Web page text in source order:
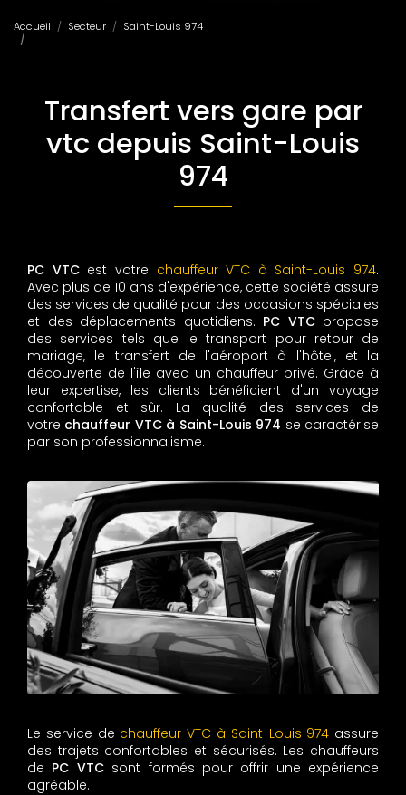
Accueil Secteur
Saint-Louis 974
Transfert vers gare par
vtc depuis Saint-Louis
974
PC VTC est votre chauffeur VTC à Saint-Louis 974.
Avec plus de 10 ans d'expérience, cette société assure
des services de qualité pour des occasions spéciales
et des déplacements quotidiens. PC VTCpropose
des services tels que le transport pour retour de
mariage, le transfert de l'aéroport à l'hôtel, et la
découverte de l'île avec un chauffeur privé. Grâce à
leur expertise, les clients bénéficient d'un voyage
confortable et sûr. La qualité des services de
votre chauffeur VTC à Saint-Louis 974 se caractérise
par son professionnalisme.
Le service de chauffeur VTC à Saint-Louis 974 assure
des trajets confortables et sécurisés. Les chauffeurs
de PC VTCsont formés pour offrir une expérience
agréable.